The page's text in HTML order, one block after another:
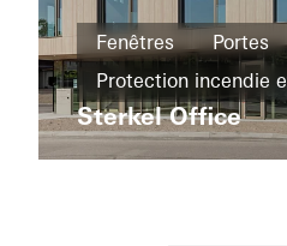
d’appartements
Nouvelle
construction
Coulissants
Germany
Home
and
studio
Fenêtres Portes
Protection incendie
Protection solaire
Sterkel Office
Bureaux et